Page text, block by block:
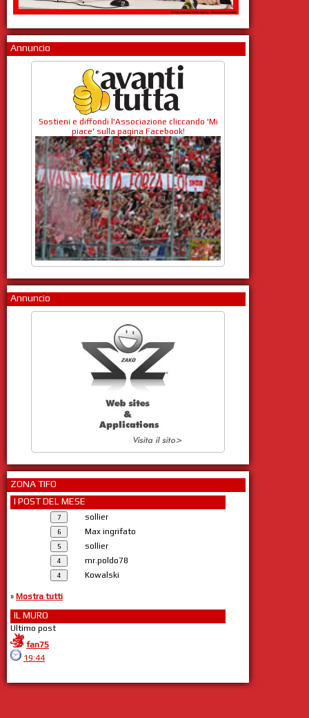
Annuncio
Sostieni e diffondi l'Associazione cliccando 'Mi
piace' sulla pagina Facebook!
Annuncio
ZONA TIFO
I POST DEL MESE
sollier
Max ingrifato
sollier
mr.poldo78
Kowalski
» Mostra tutti
IL MURO
Ultimo post
fan75
19:44